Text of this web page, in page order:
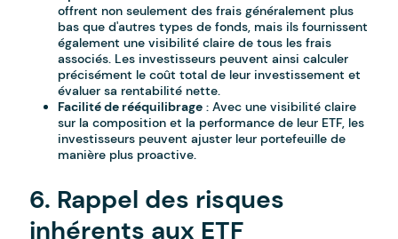
offrent non seulement des frais généralement plus
bas que d'autres types de fonds, mais ils fournissent
également une visibilité claire de tous les frais
associés. Les investisseurs peuvent ainsi calculer
précisément le coût total de leur investissement et
évaluer sa rentabilité nette.
Facilité de rééquilibrage : Avec une visibilité claire
sur la composition et la performance de leur ETF, les
investisseurs peuvent ajuster leur portefeuille de
manière plus proactive.
6. Rappel des risques
inhérents aux ETF